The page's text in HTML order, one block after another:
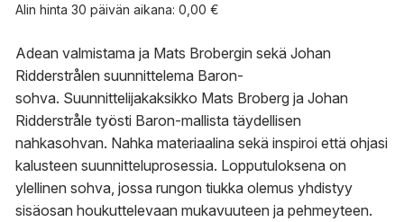
Alin hinta 30 päivän aikana: 0,00 €
Adean valmistama ja Mats Brobergin sekä Johan
Ridderstrålen suunnittelema Baron-
sohva. Suunnittelijakaksikko Mats Broberg ja Johan
Ridderstråle työsti Baron-mallista täydellisen
nahkasohvan. Nahka materiaalina sekä inspiroi että ohjasi
kalusteen suunnitteluprosessia. Lopputuloksena on
ylellinen sohva, jossa rungon tiukka olemus yhdistyy
sisäosan houkuttelevaan mukavuuteen ja pehmeyteen.